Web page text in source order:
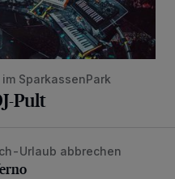
SparkassenPark
Pult
Urlaub abbrechen